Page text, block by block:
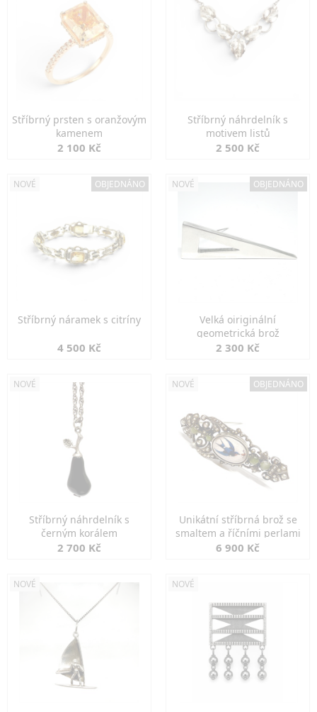
Stříbrný prsten s oranžovým
kamenem
2 100 Kč
Stříbrný náhrdelník s
motivem listů
2 500 Kč
NOVÉ OBJEDNÁNO
Stříbrný náramek s citríny
4 500 Kč
NOVÉ OBJEDNÁNO
Velká oiriginální
geometrická brož
2 300 Kč
NOVÉ
Stříbrný náhrdelník s
černým korálem
2 700 Kč
NOVÉ OBJEDNÁNO
Unikátní stříbrná brož se
smaltem a říčními perlami
6 900 Kč
NOVÉ NOVÉ